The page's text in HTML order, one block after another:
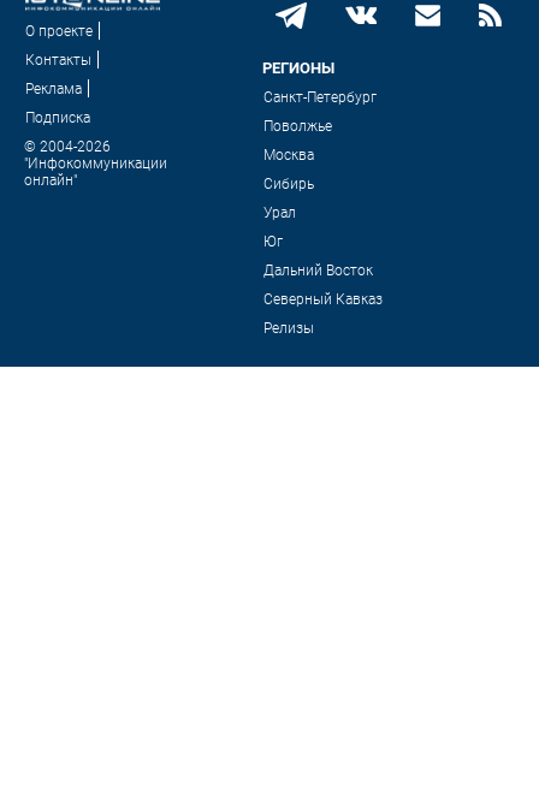
О проекте
Контакты
Реклама
Подписка
© 2004-2026
"Инфокоммуникации
онлайн"
РЕГИОНЫ
Санкт-Петербург
Поволжье
Москва
Сибирь
Урал
Юг
Дальний Восток
Северный Кавказ
Релизы